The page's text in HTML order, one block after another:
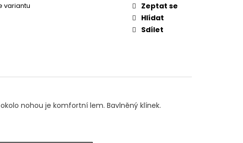
variantu
Zeptat se
Hlídat
Sdílet
nohou je komfortní lem. Bavlněný klínek.